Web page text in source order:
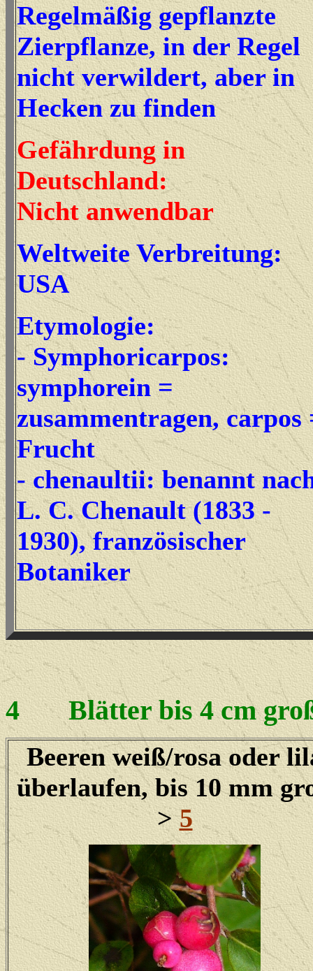
Regelmäßig gepflanzte
Zierpflanze, in der Regel
nicht verwildert, aber in
Hecken zu finden
Gefährdung in
Deutschland:
Nicht anwendbar
Weltweite Verbreitung:
USA
Etymologie:
- Symphoricarpos:
symphorein =
zusammentragen, carpos
Frucht
- chenaultii: benannt
L. C. Chenault (1833 -
1930), französischer
Botaniker
4Blätter bis 4 cm
Beeren weiß/rosa oder
überlaufen, bis 10 mm
>5